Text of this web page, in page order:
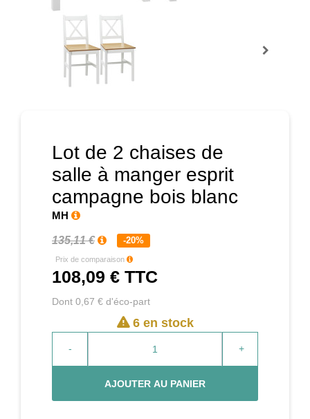
Lot de 2 chaises de
salle à manger esprit
campagne bois blanc
MH
135,11 € -20%
Prix de comparaison
108,09 € TTC
Dont 0,67 € d'éco-part
6 en stock
- +
AJOUTER AU PANIER